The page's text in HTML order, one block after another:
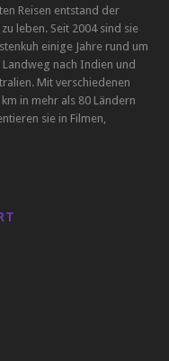
Reisen entstand der
leben. Seit 2004 sind sie
einige Jahre rund um
nach Indien und
Mit verschiedenen
in mehr als 80 Ländern
sie in Filmen,